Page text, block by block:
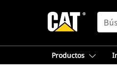
Productos